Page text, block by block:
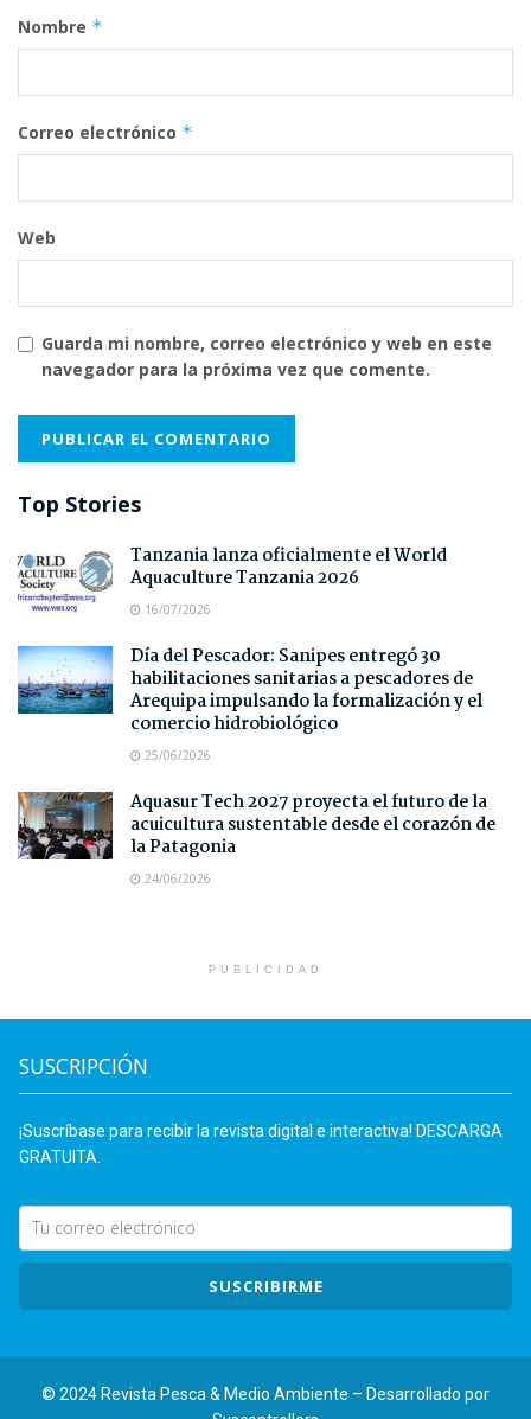
Nombre *
Correo electrónico *
Web
Guarda mi nombre, correo electrónico y web en este
navegador para la próxima vez que comente.
Top Stories
Tanzania lanza oficialmente el World
Aquaculture Tanzania 2026
16/07/2026
Día del Pescador: Sanipes entregó 30
habilitaciones sanitarias a pescadores de
Arequipa impulsando la formalización y el
comercio hidrobiológico
25/06/2026
Aquasur Tech 2027 proyecta el futuro de la
acuicultura sustentable desde el corazón de
la Patagonia
24/06/2026
PUBLICIDAD
SUSCRIPCIÓN
¡Suscríbase para recibir la revista digital e interactiva! DESCARGA
GRATUITA.
SUSCRIBIRME
© 2024 Revista Pesca & Medio Ambiente – Desarrollado por